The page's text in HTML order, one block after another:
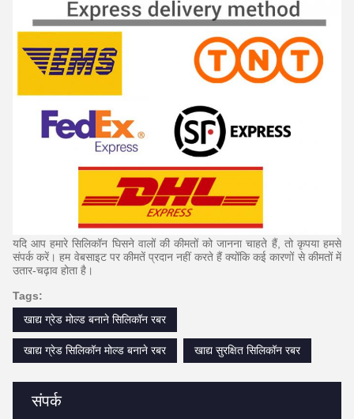
संपर्क
यदि आप हमारे सिलिकॉन घिसने वालों की कीमतों को जानना चाहते हैं, तो कृपया हमसे
संपर्क करें। हम वेबसाइट पर कीमतें प्रदान नहीं करते हैं क्योंकि कई कारणों से कीमतों में
उतार-चढ़ाव होता है।
Tags:
खाद्य ग्रेड मोल्ड बनाने सिलिकॉन रबर
खाद्य ग्रेड सिलिकॉन मोल्ड बनाने रबर खाद्य सुरक्षित सिलिकॉन रबर